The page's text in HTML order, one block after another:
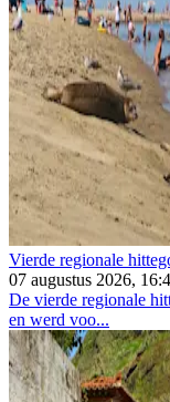
Vierde regionale
07 augustus 2026,
De vierde regionale
en werd voo...